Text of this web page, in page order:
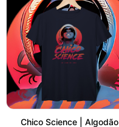
Chico Science | Algodão